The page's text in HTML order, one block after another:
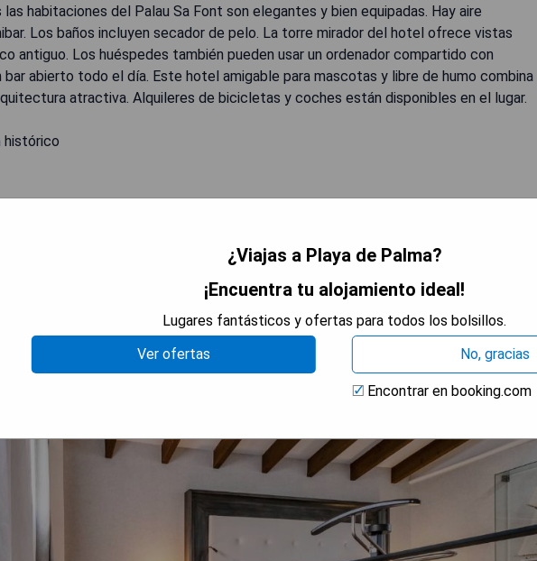
habitaciones del Palau Sa Font son elegantes y bien equipadas. Hay aire
Los baños incluyen secador de pelo. La torre mirador del hotel ofrece vistas
antiguo. Los huéspedes también pueden usar un ordenador compartido con
bar abierto todo el día. Este hotel amigable para mascotas y libre de humo combina
atractiva. Alquileres de bicicletas y coches están disponibles en el lugar.
histórico
mirador
MOSTRAR DISPONIBILIDAD
Terra Santa
¿Viajas a Playa de Palma?
¡Encuentra tu alojamiento ideal!
Lugares fantásticos y ofertas para todos los bolsillos.
Ver ofertas
No, gracias
Encontrar en booking.com